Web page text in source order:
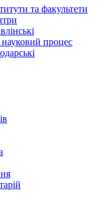
та факультети
процес